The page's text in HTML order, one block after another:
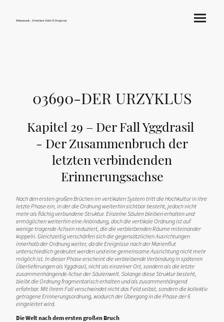
Hokamook - Zwischen Licht & Frequenz
03690-DER URZYKLUS
Kapitel 29 – Der Fall Yggdrasil
- Der Zusammenbruch der
letzten verbindenden
Erinnerungsachse
Nach den ersten großen Brüchen im vertikalen System tritt die Hochkultur in ihre
letzte Phase ein, in der die Ordnung weiterhin sichtbar besteht, jedoch nicht
mehr als flächig verbundene Struktur. Einzelne Säulen bleiben erhalten und
ermöglichen weiterhin eine Anbindung, doch die vertikale Ordnung ist auf
wenige tragende Achsen reduziert, die die verbleibenden Räume miteinander
koppeln. Gleichzeitig verschärfen sich die gegensätzlichen Ausrichtungen
innerhalb der Ordnung weiter, da die Ereignisse nach der Marienflut
unterschiedlich gedeutet werden und eine gemeinsame Ausrichtung nicht mehr
möglich ist. In dieser Phase erscheint die verbleibende Verbindung in späteren
Überlieferungen als Yggdrasil, nicht als einzelner Ort, sondern als die letzte
zusammenhängende Achse der Säulenwelt. Solange diese Struktur besteht,
bleibt die Ordnung fragmentarisch erhalten und als zusammenhängend
erfahrbar. Mit ihrem Fall verschwindet nicht das Feld selbst, sondern die kollektiv
getragene Erinnerungsordnung, wodurch der Übergang in die Phase der 6
eingeleitet wird.
Die Welt nach dem ersten großen Bruch